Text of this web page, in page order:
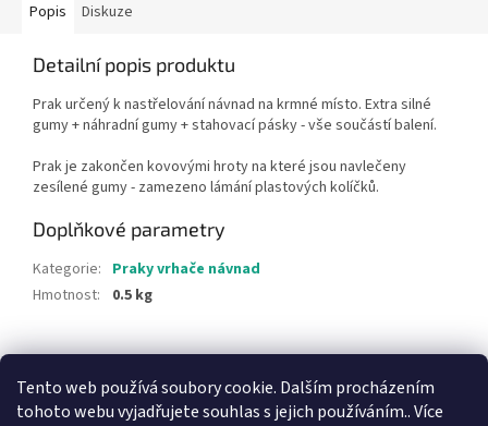
Tento web používá soubory cookie. Dalším procházením
tohoto webu vyjadřujete souhlas s jejich používáním.. Více
Popis Diskuze
Detailní popis produktu
Prak určený k nastřelování návnad na krmné místo. Extra silné
gumy + náhradní gumy + stahovací pásky - vše součástí balení.
Prak je zakončen kovovými hroty na které jsou navlečeny
zesílené gumy - zamezeno lámání plastových kolíčků.
Doplňkové parametry
Kategorie: Praky vrhače návnad
Hmotnost: 0.5 kg
Z